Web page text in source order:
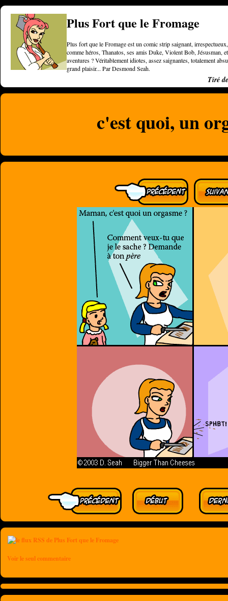
Plus Fort que le Fromage
Plus fort que le Fromage est un comic strip saignant,
comme héros, Thanatos, ses amis Duke, Violent Bob, Jésusman,
aventures ? Véritablement idiotes, assez saignantes, totalement
grand plaisir... Par Desmond Seah.
Tiré
c'est quoi, un
Voir le seul commentaire